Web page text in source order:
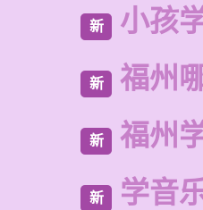
新 小孩
新 福州
新 福州
新 学音